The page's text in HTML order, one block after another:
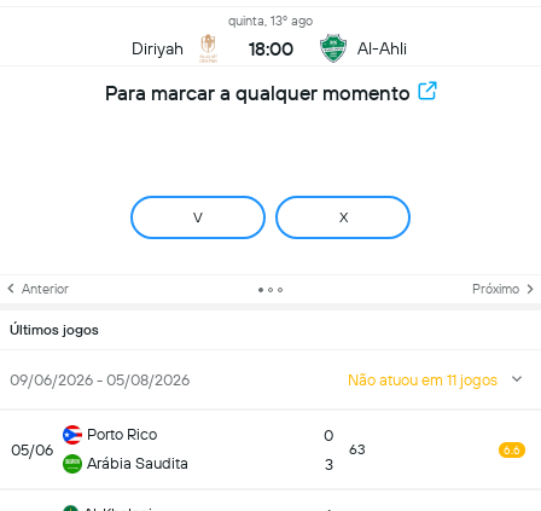
Diriyah
quinta, 13º ago
18:00 Al-Ahli
Para marcar a qualquer momento
V X
Anterior Próximo
Últimos jogos
09/06/2026 - 05/08/2026 Não atuou em 11 jogos
05/06
Porto Rico
Arábia Saudita
0
3
63 6.6